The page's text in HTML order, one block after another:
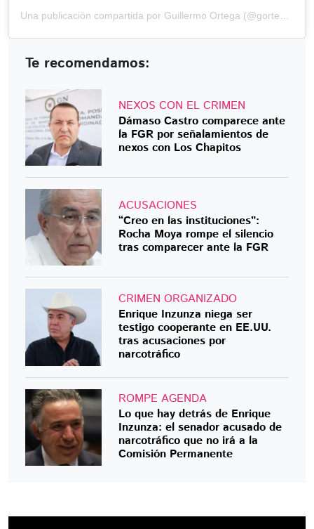
Te recomendamos:
NEXOS CON EL CRIMEN
Dámaso Castro comparece ante
la FGR por señalamientos de
nexos con Los Chapitos
ACUSACIONES
“Creo en las instituciones”:
Rocha Moya rompe el silencio
tras comparecer ante la FGR
CRIMEN ORGANIZADO
Enrique Inzunza niega ser
testigo cooperante en EE.UU.
tras acusaciones por
narcotráfico
ROMPE AGENDA
Lo que hay detrás de Enrique
Inzunza: el senador acusado de
narcotráfico que no irá a la
Comisión Permanente